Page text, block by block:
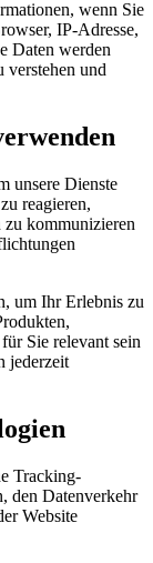
wenn Sie
IP-Adresse,
Daten werden
verstehen und
unsere Dienste
reagieren,
zu kommunizieren
um Ihr Erlebnis zu
Sie relevant sein
jederzeit
Tracking-
den Datenverkehr
Website